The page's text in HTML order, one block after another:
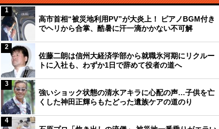
高市首相“被災地利用PV”が大炎上！ ピアノBGM付き
でヘリから合掌、酷暑に汗一滴かかない不可解
1
佐藤二朗は信州大経済学部から就職氷河期にリクルー
トに入社も、わずか1日で辞めて役者の道へ
2
強いショック状態の清水アキラに心配の声…子供を亡
くした神田正輝らもたどった遺族ケアの道のり
3
4